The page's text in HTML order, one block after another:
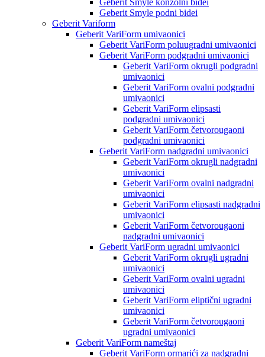
Geberit Smyle konzolni bidei
Geberit Smyle podni bidei
Geberit Variform
Geberit VariForm umivaonici
Geberit VariForm poluugradni umivaonici
Geberit VariForm podgradni umivaonici
Geberit VariForm okrugli podgradni
umivaonici
Geberit VariForm ovalni podgradni
umivaonici
Geberit VariForm elipsasti
podgradni umivaonici
Geberit VariForm četvorougaoni
podgradni umivaonici
Geberit VariForm nadgradni umivaonici
Geberit VariForm okrugli nadgradni
umivaonici
Geberit VariForm ovalni nadgradni
umivaonici
Geberit VariForm elipsasti nadgradni
umivaonici
Geberit VariForm četvorougaoni
nadgradni umivaonici
Geberit VariForm ugradni umivaonici
Geberit VariForm okrugli ugradni
umivaonici
Geberit VariForm ovalni ugradni
umivaonici
Geberit VariForm eliptični ugradni
umivaonici
Geberit VariForm četvorougaoni
ugradni umivaonici
Geberit VariForm nameštaj
Geberit VariForm ormarići za nadgradni